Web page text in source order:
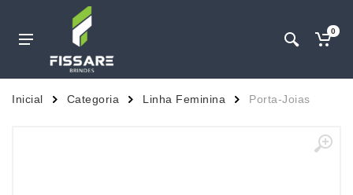
0
Inicial Categoria Linha Feminina Porta-Joias